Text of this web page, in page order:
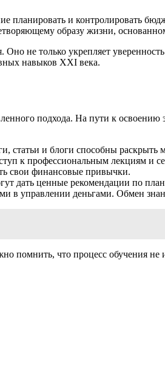
и контролировать
образу жизни,
не только укрепляет
навыков XXI века.
подхода. На пути к освоению
статьи и блоги способны раскрыть
к профессиональным лекциям и
свои финансовые привычки.
дать ценные рекомендации по
в управлении деньгами. Обмен
помнить, что процесс обучения не